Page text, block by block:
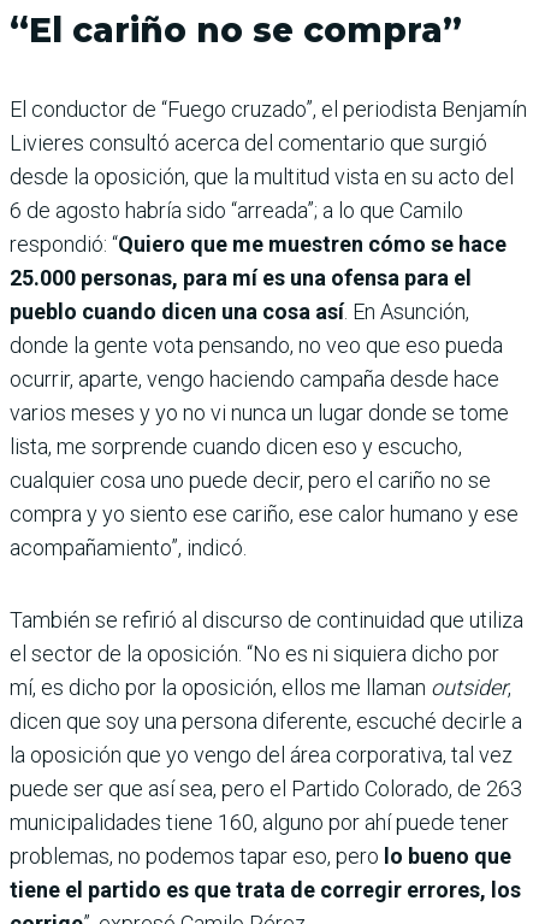
“El cariño no se compra”
El conductor de “Fuego cruzado”, el periodista Benjamín
Livieres consultó acerca del comentario que surgió
desde la oposición, que la multitud vista en su acto del
6 de agosto habría sido “arreada”; a lo que Camilo
respondió: “Quiero que me muestren cómo se hace
25.000 personas, para mí es una ofensa para el
pueblo cuando dicen una cosa así. En Asunción,
donde la gente vota pensando, no veo que eso pueda
ocurrir, aparte, vengo haciendo campaña desde hace
varios meses y yo no vi nunca un lugar donde se tome
lista, me sorprende cuando dicen eso y escucho,
cualquier cosa uno puede decir, pero el cariño no se
compra y yo siento ese cariño, ese calor humano y ese
acompañamiento”, indicó.
También se refirió al discurso de continuidad que utiliza
el sector de la oposición. “No es ni siquiera dicho por
mí, es dicho por la oposición, ellos me llaman outsider,
dicen que soy una persona diferente, escuché decirle a
la oposición que yo vengo del área corporativa, tal vez
puede ser que así sea, pero el Partido Colorado, de 263
municipalidades tiene 160, alguno por ahí puede tener
problemas, no podemos tapar eso, pero lo bueno que
tiene el partido es que trata de corregir errores, los